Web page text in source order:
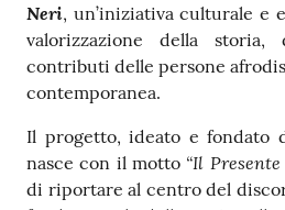
Neri, un’iniziativa culturale e
valorizzazione della
contributi delle persone
contemporanea.
Il progetto, ideato e fondato
nasce con il motto “Il
di riportare al centro del